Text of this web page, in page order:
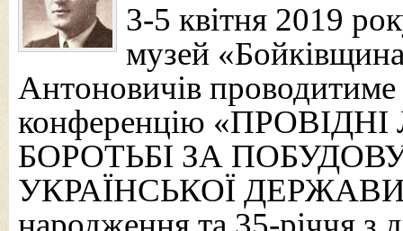
3-5 квітня 2019
музей
Антоновичів
конференцію
БОРОТЬБІ ЗА
УКРАЇНСЬКОЇ